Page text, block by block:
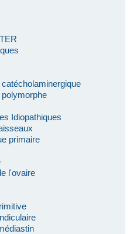
Idiopathiques
primaire
l'ovaire